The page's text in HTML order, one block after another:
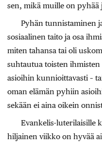
sen, mikä muille on pyhää
Pyhän tunnistaminen
sosiaalinen taito ja osa
miten tahansa tai oli
suhtautua toisten
asioihin kunnioittavasti –
oman elämän pyhiin
sekään ei aina oikein
Evankelis-luterilaisille
hiljainen viikko on hyvää